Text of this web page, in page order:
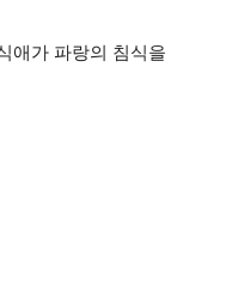
애가 파랑의 침식을